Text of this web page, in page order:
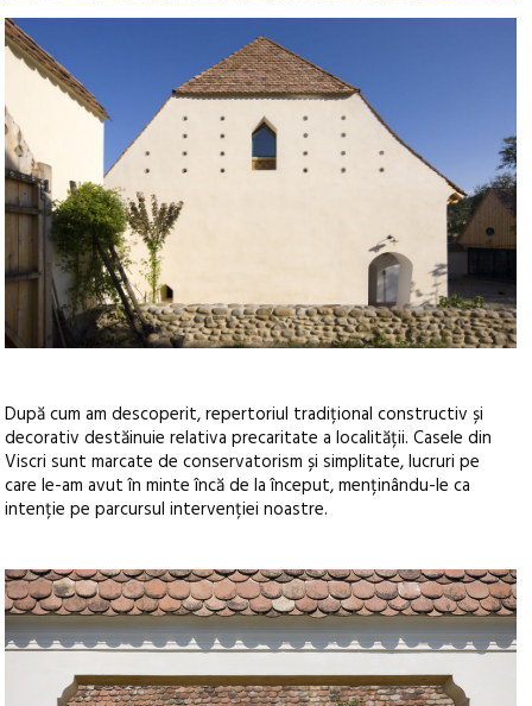
După cum am descoperit, repertoriul tradițional constructiv și
decorativ destăinuie relativa precaritate a localității. Casele din
Viscri sunt marcate de conservatorism și simplitate, lucruri pe
care le-am avut în minte încă de la început, menținându-le ca
intenție pe parcursul intervenției noastre.